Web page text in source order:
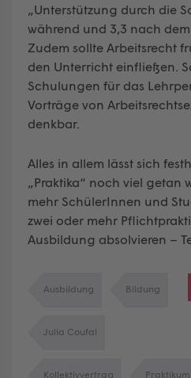
„Unterstützung durch die
während und 3,3 nach
Zudem sollte Arbeitsrecht
den Unterricht einfließen.
Schulungen für das
Vorträge von
denkbar.
Alles in allem lässt sich
„Praktika“ noch viel getan
mehr SchülerInnen und
zwei oder mehr
Ausbildung absolvieren –
Ausbildung Bildung
Julia Coufal
Kollektivvertrag Praktikum